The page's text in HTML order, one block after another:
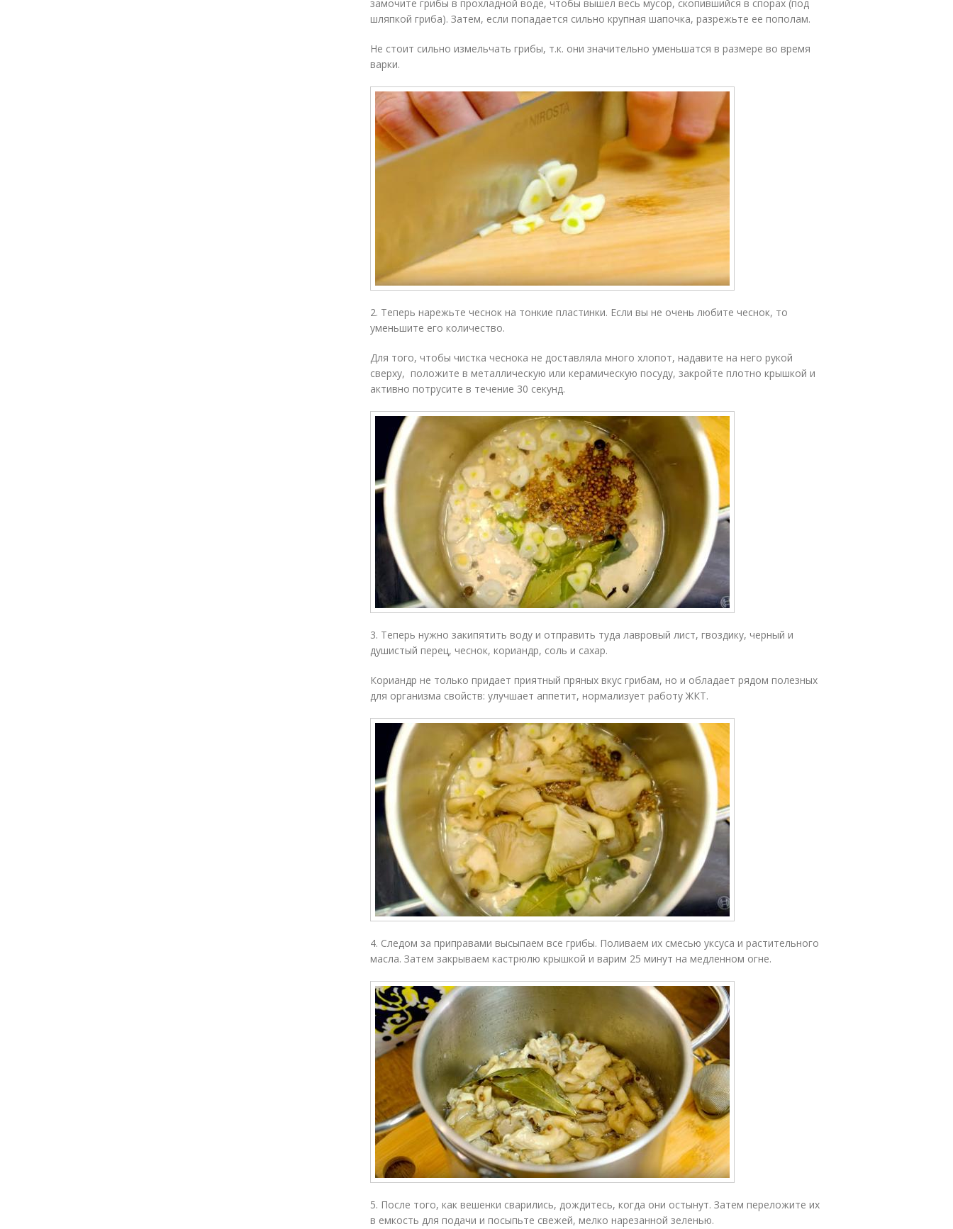
замочите грибы в прохладной воде, чтобы вышел весь мусор, скопившийся в спорах (под
шляпкой гриба). Затем, если попадается сильно крупная шапочка, разрежьте ее пополам.
Не стоит сильно измельчать грибы, т.к. они значительно уменьшатся в размере во время
варки.
2. Теперь нарежьте чеснок на тонкие пластинки. Если вы не очень любите чеснок, то
уменьшите его количество.
Для того, чтобы чистка чеснока не доставляла много хлопот, надавите на него рукой
сверху, положите в металлическую или керамическую посуду, закройте плотно крышкой и
активно потрусите в течение 30 секунд.
3. Теперь нужно закипятить воду и отправить туда лавровый лист, гвоздику, черный и
душистый перец, чеснок, кориандр, соль и сахар.
Кориандр не только придает приятный пряных вкус грибам, но и обладает рядом полезных
для организма свойств: улучшает аппетит, нормализует работу ЖКТ.
4. Следом за приправами высыпаем все грибы. Поливаем их смесью уксуса и растительного
масла. Затем закрываем кастрюлю крышкой и варим 25 минут на медленном огне.
5. После того, как вешенки сварились, дождитесь, когда они остынут. Затем переложите их
в емкость для подачи и посыпьте свежей, мелко нарезанной зеленью.